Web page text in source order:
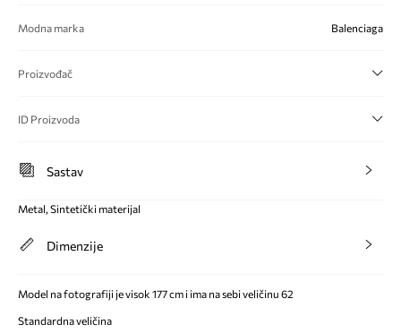
Modna marka Balenciaga
Proizvođač
ID Proizvoda
Sastav
Metal, Sintetički materijal
Dimenzije
Model na fotografiji je visok 177 cm i ima na sebi veličinu 62
Standardna veličina